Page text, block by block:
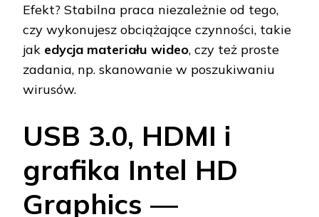
Efekt? Stabilna praca niezależnie od tego,
czy wykonujesz obciążające czynności, takie
jak edycja materiału wideo, czy też proste
zadania, np. skanowanie w poszukiwaniu
wirusów.
USB 3.0, HDMI i
grafika Intel HD
Graphics —